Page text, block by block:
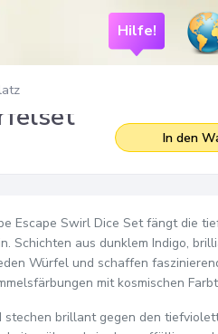
Hilfe!
In den
Escape Swirl Dice Set fängt die
Schichten aus dunklem Indigo,
Würfel und schaffen
mit kosmischen
brillant gegen den